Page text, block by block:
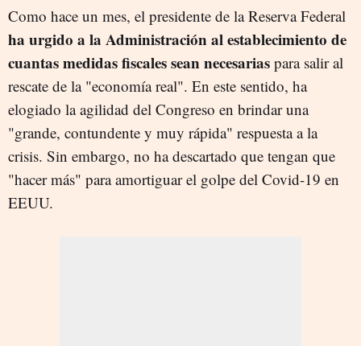
Como hace un mes, el presidente de la Reserva Federal
ha urgido a la Administración al establecimiento de
cuantas medidas fiscales sean necesarias para salir al
rescate de la "economía real". En este sentido, ha
elogiado la agilidad del Congreso en brindar una
"grande, contundente y muy rápida" respuesta a la
crisis. Sin embargo, no ha descartado que tengan que
"hacer más" para amortiguar el golpe del Covid-19 en
EEUU.